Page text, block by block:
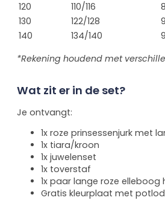
120
110/116
130
122/128
140
134/140
*Rekening houdend met
Wat zit er in de set?
Je ontvangt:
1x roze prinsessenjurk met
1x tiara/kroon
1x juwelenset
1x toverstaf
1x paar lange roze elleboog
Gratis kleurplaat met